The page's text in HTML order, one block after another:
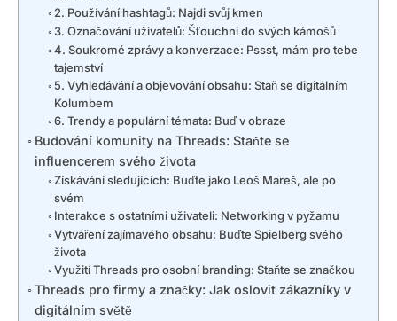
2. Používání hashtagů: Najdi svůj kmen
3. Označování uživatelů: Šťouchni do svých kámošů
4. Soukromé zprávy a konverzace: Pssst, mám pro tebe
tajemství
5. Vyhledávání a objevování obsahu: Staň se digitálním
Kolumbem
6. Trendy a populární témata: Buď v obraze
Budování komunity na Threads: Staňte se
influencerem svého života
Získávání sledujících: Buďte jako Leoš Mareš, ale po
svém
Interakce s ostatními uživateli: Networking v pyžamu
Vytváření zajímavého obsahu: Buďte Spielberg svého
života
Využití Threads pro osobní branding: Staňte se značkou
Threads pro firmy a značky: Jak oslovit zákazníky v
digitálním světě